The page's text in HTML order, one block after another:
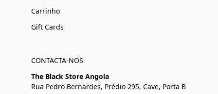
Carrinho
Gift Cards
CONTACTA-NOS
The Black Store Angola
Rua Pedro Bernardes, Prédio 295, Cave, Porta B